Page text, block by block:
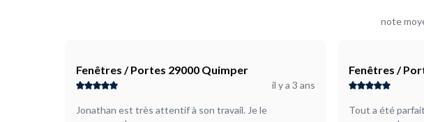
note
Fenêtres / Portes 29000 Quimper
il y a 3 ans
Jonathan est très attentif à son travail. Je le
Fenêtres /
Tout a été parfait